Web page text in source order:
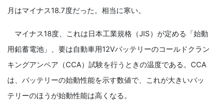
月はマイナス18.7度だった。相当に寒い。
マイナス18度、これは日本工業規格（JIS）が定める「始動
用鉛蓄電池」、要は自動車用12Vバッテリーのコールドクラン
キングアンペア（CCA）試験を行うときの温度である。CCA
は、バッテリーの始動性能を示す数値で、これが大きいバッ
テリーのほうが始動性能は高くなる。